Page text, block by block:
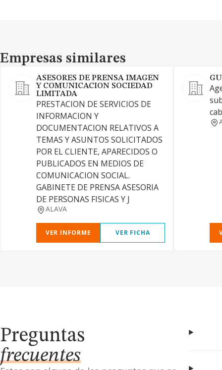
Empresas similares
Empresas similares
ASESORES DE PRENSA IMAGEN
Y COMUNICACION SOCIEDAD
LIMITADA
PRESTACION DE SERVICIOS DE
INFORMACION Y
DOCUMENTACION RELATIVOS A
TEMAS Y ASUNTOS SOLICITADOS
POR EL CLIENTE, APARECIDOS O
PUBLICADOS EN MEDIOS DE
COMUNICACION SOCIAL.
GABINETE DE PRENSA ASESORIA
DE PERSONAS FISICAS Y J
ALAVA
VER INFORME VER FICHA
Preguntas
frecuentes